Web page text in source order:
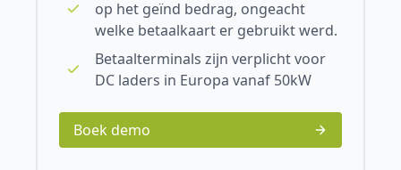
op het geïnd bedrag, ongeacht
welke betaalkaart er gebruikt werd.
Betaalterminals zijn verplicht voor
DC laders in Europa vanaf 50kW
Boek demo